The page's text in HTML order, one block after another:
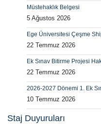
Müstehaklık Belgesi
5 Ağustos 2026
Ege Üniversitesi Çeşme
22 Temmuz 2026
Ek Sınav Bitirme Projesi
22 Temmuz 2026
2026-2027 Dönemi 1. Ek
10 Temmuz 2026
Staj Duyuruları